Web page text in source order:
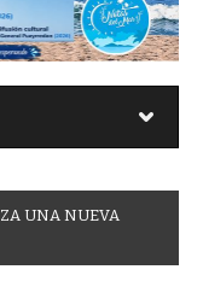
ZA UNA NUEVA